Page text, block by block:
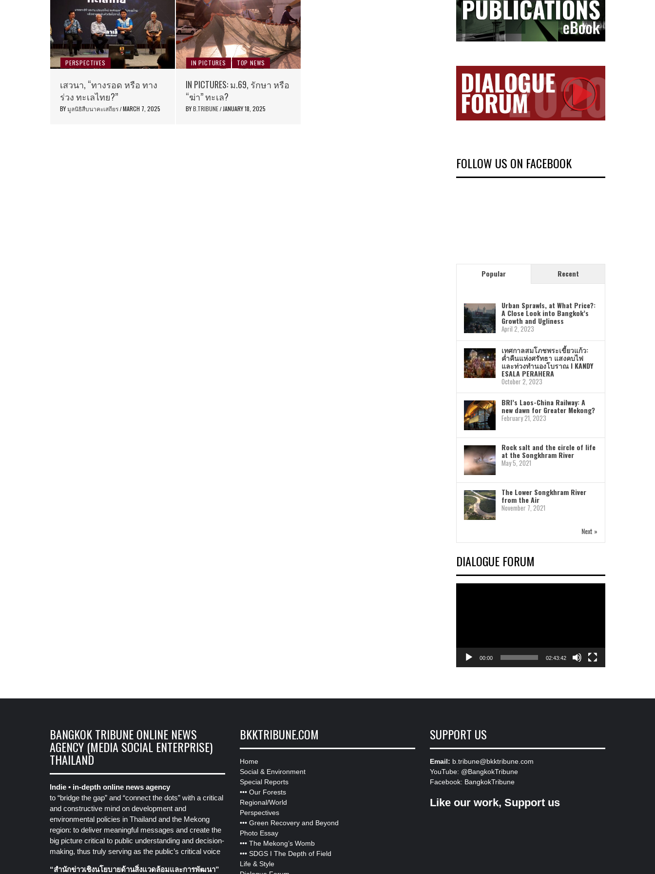
PERSPECTIVES
เสวนา, “ทางรอด หรือ ทาง
ร่วง ทะเลไทย?”
BYมูลนิธิสืบนาคะเสถียร / MARCH 7, 2025
IN PICTURES TOP NEWS
IN PICTURES: ม.69, รักษา หรือ
“ฆ่า” ทะเล?
BYB.TRIBUNE / JANUARY 18, 2025
FOLLOW US ON FACEBOOK
Popular Recent
Urban Sprawls, at What Price?:
A Close Look into Bangkok’s
Growth and Ugliness
April 2, 2023
เทศกาลสมโภชพระเขี้ยวแก้ว:
ค่ำคืนแห่งศรัทธา แสงคบไฟ
และท่วงทำนองโบราณ I KANDY
ESALA PERAHERA
October 2, 2023
BRI’s Laos-China Railway: A
new dawn for Greater Mekong?
February 21, 2023
Rock salt and the circle of life
at the Songkhram River
May 5, 2021
The Lower Songkhram River
from the Air
November 7, 2021
Next »
DIALOGUE FORUM
00:00 02:43:42
BANGKOK TRIBUNE ONLINE NEWS
AGENCY (MEDIA SOCIAL ENTERPRISE)
THAILAND
Indie • in-depth online news agency
to “bridge the gap” and “connect the dots” with a critical
and constructive mind on development and
environmental policies in Thailand and the Mekong
region: to deliver meaningful messages and create the
big picture critical to public understanding and decision-
making, thus truly serving as the public’s critical voice
“สำนักข่าวเชิงนโยบายด้านสิ่งแวดล้อมและการพัฒนา”
BKKTRIBUNE.COM
Home
Social & Environment
Special Reports
••• Our Forests
Regional/World
Perspectives
••• Green Recovery and Beyond
Photo Essay
••• The Mekong’s Womb
••• SDGS I The Depth of Field
Life & Style
SUPPORT US
Email: b.tribune@bkktribune.com
YouTube: @BangkokTribune
Facebook: BangkokTribune
Like our work, Support us